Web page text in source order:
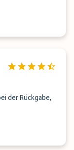
der Rückgabe,